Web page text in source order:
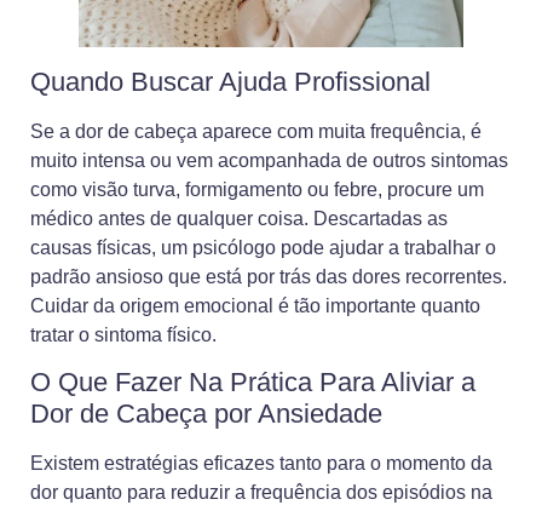
Quando Buscar Ajuda Profissional
Se a dor de cabeça aparece com muita frequência, é
muito intensa ou vem acompanhada de outros sintomas
como visão turva, formigamento ou febre, procure um
médico antes de qualquer coisa. Descartadas as
causas físicas, um psicólogo pode ajudar a trabalhar o
padrão ansioso que está por trás das dores recorrentes.
Cuidar da origem emocional é tão importante quanto
tratar o sintoma físico.
O Que Fazer Na Prática Para Aliviar a
Dor de Cabeça por Ansiedade
Existem estratégias eficazes tanto para o momento da
dor quanto para reduzir a frequência dos episódios na